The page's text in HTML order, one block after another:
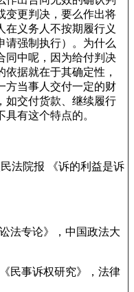
变更判决，要么作出将
在义务人不按期履行义
请强制执行）。为什么
同中呢，因为给付判决
据就在于其确定性，
方当事人交付一定的财
如交付货款、继续履行
有这个特点的。
民法院报 《诉的利益是诉
法专论》，中国政法大
民事诉权研究》，法律